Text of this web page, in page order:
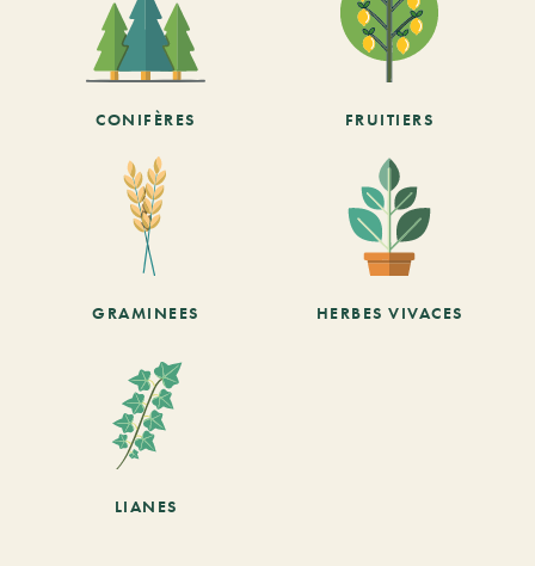
CONIFÈRES FRUITIERS
GRAMINEES HERBES VIVACES
LIANES